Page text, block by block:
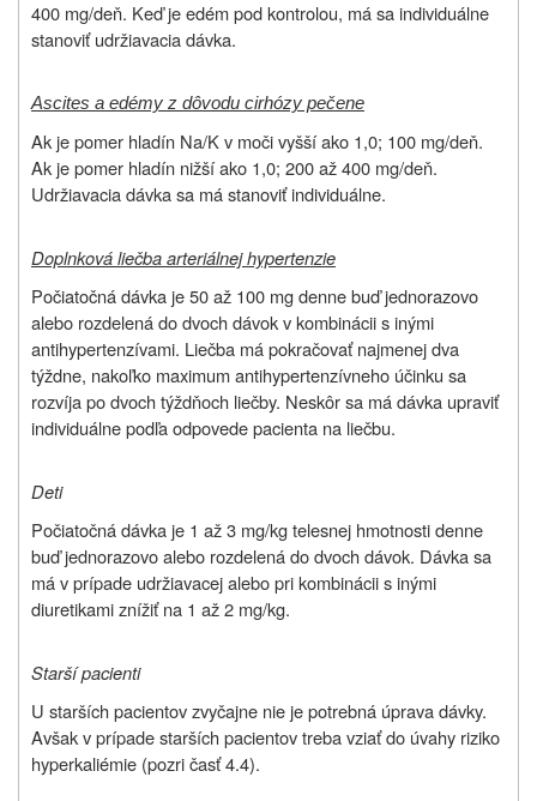
400 mg/deň. Keď je edém pod kontrolou, má sa individuálne
stanoviť udržiavacia dávka.
Ascites a edémy z dôvodu cirhózy pečene
Ak je pomer hladín Na/K v moči vyšší ako 1,0; 100 mg/deň.
Ak je pomer hladín nižší ako 1,0; 200 až 400 mg/deň.
Udržiavacia dávka sa má stanoviť individuálne.
Doplnková liečba arteriálnej hypertenzie
Počiatočná dávka je 50 až 100 mg denne buď jednorazovo
alebo rozdelená do dvoch dávok v kombinácii s inými
antihypertenzívami. Liečba má pokračovať najmenej dva
týždne, nakoľko maximum antihypertenzívneho účinku sa
rozvíja po dvoch týždňoch liečby. Neskôr sa má dávka upraviť
individuálne podľa odpovede pacienta na liečbu.
Deti
Počiatočná dávka je 1 až 3 mg/kg telesnej hmotnosti denne
buď jednorazovo alebo rozdelená do dvoch dávok. Dávka sa
má v prípade udržiavacej alebo pri kombinácii s inými
diuretikami znížiť na 1 až 2 mg/kg.
Starší pacienti
U starších pacientov zvyčajne nie je potrebná úprava dávky.
Avšak v prípade starších pacientov treba vziať do úvahy riziko
hyperkaliémie (pozri časť 4.4).